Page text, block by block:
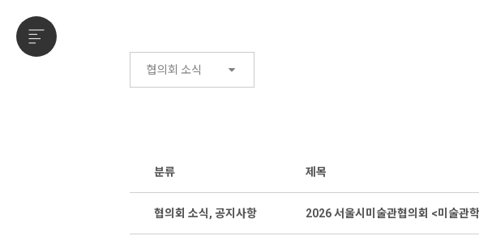
협의회 소식
분류 제목
협의회 소식, 공지사항 2026 서울시미술관협의회 <미술관